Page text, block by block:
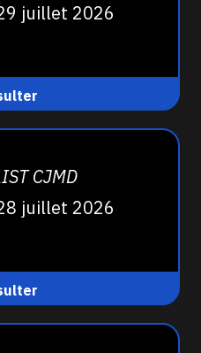
juillet 2026
CJMD
juillet 2026